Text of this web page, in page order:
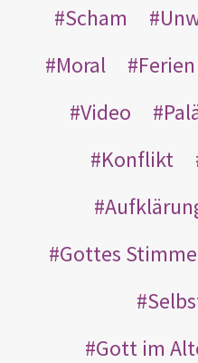
Scham
Moral
Ferien
Video
Konflikt
Gottes Stimme
Gott im